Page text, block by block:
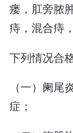
瘘，肛旁脓
痔，混合痔
下列情况合
（一）阑
症；